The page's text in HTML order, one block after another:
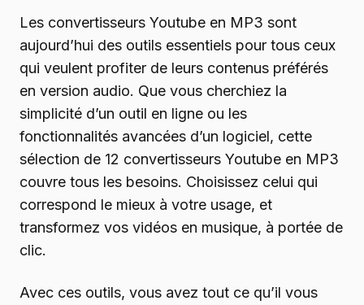
Les convertisseurs Youtube en MP3 sont
aujourd’hui des outils essentiels pour tous ceux
qui veulent profiter de leurs contenus préférés
en version audio. Que vous cherchiez la
simplicité d’un outil en ligne ou les
fonctionnalités avancées d’un logiciel, cette
sélection de 12 convertisseurs Youtube en MP3
couvre tous les besoins. Choisissez celui qui
correspond le mieux à votre usage, et
transformez vos vidéos en musique, à portée de
clic.
Avec ces outils, vous avez tout ce qu’il vous